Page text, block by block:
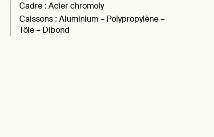
Cadre : Acier chromoly
Caissons : Aluminium – Polypropylène –
Tôle – Dibond